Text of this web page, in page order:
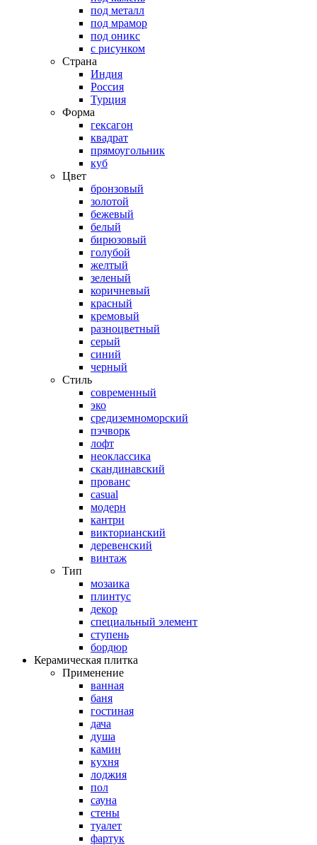
под металл
под мрамор
под оникс
с рисунком
Страна
Индия
Россия
Турция
Форма
гексагон
квадрат
прямоугольник
куб
Цвет
бронзовый
золотой
бежевый
белый
бирюзовый
голубой
желтый
зеленый
коричневый
красный
кремовый
разноцветный
серый
синий
черный
Стиль
современный
эко
средиземноморский
пэчворк
лофт
неоклассика
скандинавский
прованс
casual
модерн
кантри
викторианский
деревенский
винтаж
Тип
мозаика
плинтус
декор
специальный элемент
ступень
бордюр
Керамическая плитка
Применение
ванная
баня
гостиная
дача
душа
камин
кухня
лоджия
пол
сауна
стены
туалет
фартук